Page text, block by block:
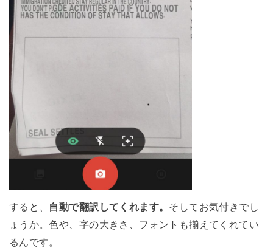
すると、 自動で翻訳してくれます。 そしてお気付きでし
ょうか。色や、字の大きさ、フォントも揃えてくれてい
るんです。